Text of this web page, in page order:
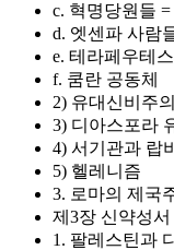
c. 혁명당원들 =
d. 엣센파 사람
e. 테라페우테
f. 쿰란 공동체
2) 유대신비주
3) 디아스포라
4) 서기관과 랍
5) 헬레니즘
3. 로마의 제국
제3장 신약성
1. 팔레스틴과